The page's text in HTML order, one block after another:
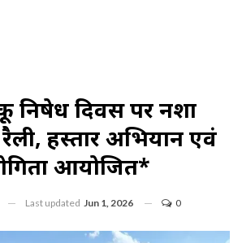
निषेध दिवस पर नशा
हस्ताक्षर अभियान एवं
आयोजित*
Last updated Jun 1, 2026 0